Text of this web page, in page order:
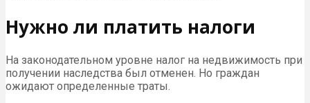
Нужно ли платить налоги
На законодательном уровне налог на недвижимость при
получении наследства был отменен. Но граждан
ожидают определенные траты.